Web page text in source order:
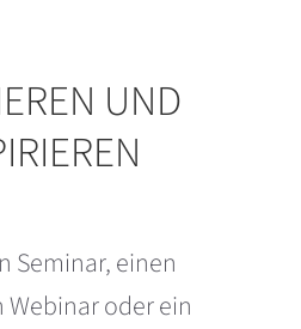
UND
Seminar, einen
Webinar oder ein